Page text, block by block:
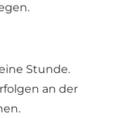
Stunde.
an der